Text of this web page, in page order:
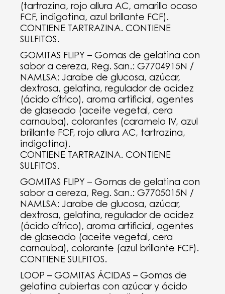
(tartrazina, rojo allura AC, amarillo ocaso
FCF, indigotina, azul brillante FCF).
CONTIENE TARTRAZINA. CONTIENE
SULFITOS.
GOMITAS FLIPY – Gomas de gelatina con
sabor a cereza, Reg. San.: G7704915N /
NAMLSA: Jarabe de glucosa, azúcar,
dextrosa, gelatina, regulador de acidez
(ácido cítrico), aroma artificial, agentes
de glaseado (aceite vegetal, cera
carnauba), colorantes (caramelo IV, azul
brillante FCF, rojo allura AC, tartrazina,
indigotina).
CONTIENE TARTRAZINA. CONTIENE
SULFITOS.
GOMITAS FLIPY – Gomas de gelatina con
sabor a cereza, Reg. San.: G7705015N /
NAMLSA: Jarabe de glucosa, azúcar,
dextrosa, gelatina, regulador de acidez
(ácido cítrico), aroma artificial, agentes
de glaseado (aceite vegetal, cera
carnauba), colorante (azul brillante FCF).
CONTIENE SULFITOS.
LOOP – GOMITAS ÁCIDAS – Gomas de
gelatina cubiertas con azúcar y ácido